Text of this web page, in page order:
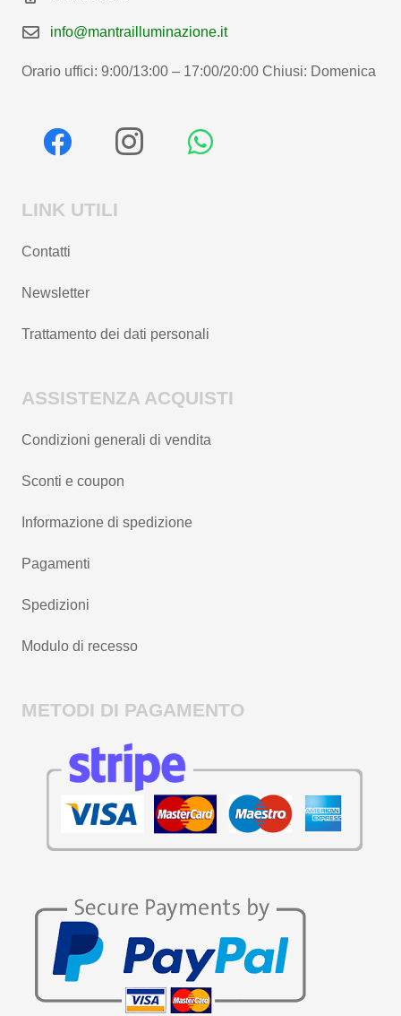
info@mantrailluminazione.it
Orario uffici: 9:00/13:00 – 17:00/20:00 Chiusi: Domenica
LINK UTILI
Contatti
Newsletter
Trattamento dei dati personali
ASSISTENZA ACQUISTI
Condizioni generali di vendita
Sconti e coupon
Informazione di spedizione
Pagamenti
Spedizioni
Modulo di recesso
METODI DI PAGAMENTO